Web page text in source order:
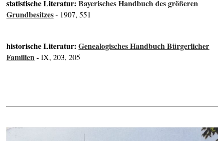
statistische Literatur:Bayerisches Handbuch des größeren
Grundbesitzes- 1907, 551
historische Literatur:Genealogisches Handbuch Bürgerlicher
Familien- IX, 203, 205